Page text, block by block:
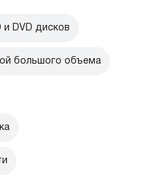
DVD дисков
большого объема